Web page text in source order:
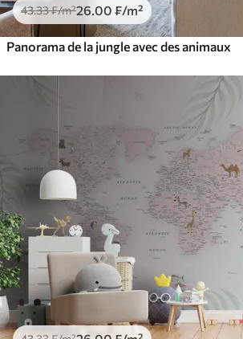
43.33₣/m²26 .00 ₣/m²
Panorama de la jungle avec des animaux